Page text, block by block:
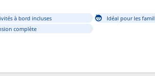
à bord incluses
Idéal pour les
complète